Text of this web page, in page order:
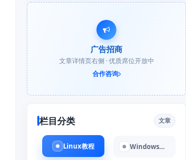
广告招商
文章详情页右侧 · 优质席位开放中
合作咨询
栏目分类 文章
Linux教程 Windows教程